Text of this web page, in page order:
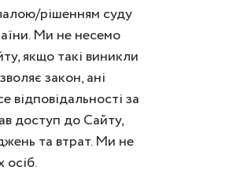
рішенням суду
Ми не несемо
якщо такі виникли
закон, ані
відповідальності за
доступ до Сайту,
та втрат. Ми не
осіб.